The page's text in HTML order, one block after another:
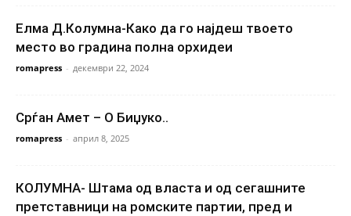
Елма Д.Колумна-Како да го најдеш твоето
место во градина полна орхидеи
romapress - декември 22, 2024
Срѓан Амет – О Биџуко..
romapress - април 8, 2025
КОЛУМНА- Штама од власта и од сегашните
претставници на ромските партии, пред и